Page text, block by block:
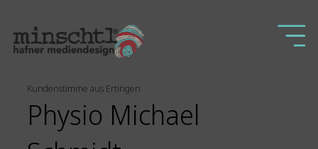
Kundenstimme aus Ertingen
Physio Michael